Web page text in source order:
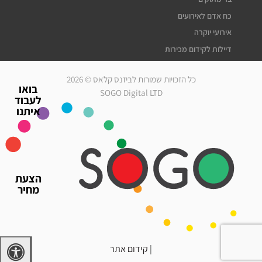
הצעת
מחיר
בואו
לעבוד
איתנו
כח אדם לאירועים
אירועי יוקרה
דיילות לקידום מכירות
מלצרים לאירועים
עוזרי הפקה
גיוס עובדים זמניים
כח אדם לאירועים
דיילות לאירועים
כל הזכויות שמורות לביזנס קלאס © 2026
SOGO Digital LTD
| קידום אתר